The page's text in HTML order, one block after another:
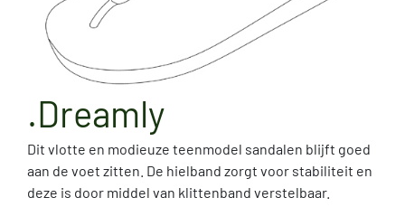
.Dreamly
Dit vlotte en modieuze teenmodel sandalen blijft goed
aan de voet zitten. De hielband zorgt voor stabiliteit en
deze is door middel van klittenband verstelbaar.